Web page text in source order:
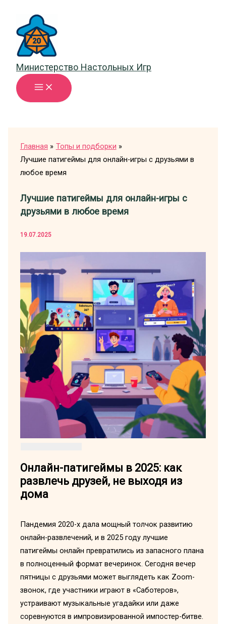
содержимому
Министерство Настольных Игр
Главная
Топы и подборки
Лучшие патигеймы для онлайн-игры с друзьями в
любое время
Лучшие патигеймы для онлайн-игры с
друзьями в любое время
19.07.2025
Онлайн-патигеймы в 2025: как
развлечь друзей, не выходя из
дома
Пандемия 2020-х дала мощный толчок развитию
онлайн-развлечений, и в 2025 году лучшие
патигеймы онлайн превратились из запасного плана
в полноценный формат вечеринок. Сегодня вечер
пятницы с друзьями может выглядеть как Zoom-
звонок, где участники играют в «Саботеров»,
устраивают музыкальные угадайки или даже
соревнуются в импровизированной импостер-битве.